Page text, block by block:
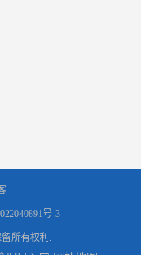
号-3
所有权利.